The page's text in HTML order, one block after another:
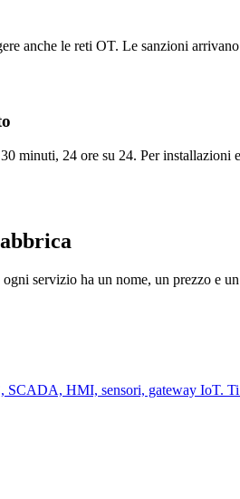
anche le reti OT. Le sanzioni
minuti, 24 ore su 24. Per
servizio ha un nome, un prezzo e
HMI, sensori, gateway IoT.